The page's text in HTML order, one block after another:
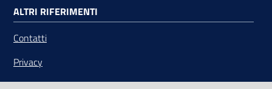
ALTRI RIFERIMENTI
Contatti
Privacy
Note legali